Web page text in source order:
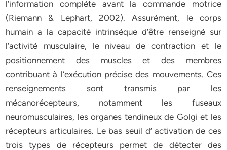
l’information complète avant la commande motrice
(Riemann & Lephart, 2002). Assurément, le corps
humain a la capacité intrinsèque d’être renseigné sur
l’activité musculaire, le niveau de contraction et le
positionnement des muscles et des membres
contribuant à l’exécution précise des mouvements. Ces
renseignements sont transmis par les
mécanorécepteurs, notamment les fuseaux
neuromusculaires, les organes tendineux de Golgi et les
récepteurs articulaires. Le bas seuil d’ activation de ces
trois types de récepteurs permet de détecter des